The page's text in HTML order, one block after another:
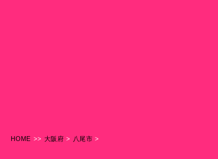
HOME >> 大阪府 > 八尾市 >